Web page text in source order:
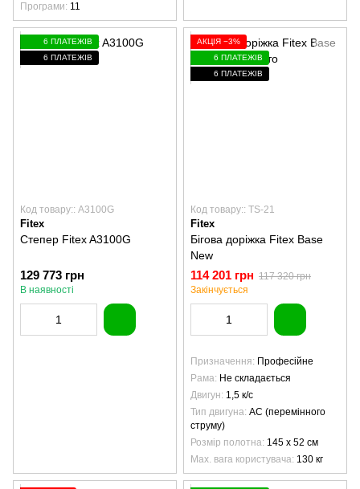
Програми 11
6 ПЛАТЕЖІВ
6 ПЛАТЕЖІВ
Код товару:: A3100G
Fitex
Степер Fitex A3100G
129 773 грн
В наявності
АКЦІЯ −3%
6 ПЛАТЕЖІВ
6 ПЛАТЕЖІВ
Код товару:: TS-21
Fitex
Бігова доріжка Fitex Base
New
114 201 грн 117 320 грн
Закінчується
Призначення
Професійне
Рама Не складається
Двигун 1,5 к/с
Тип двигуна AC (перемінного
струму)
Розмір полотна 145 х 52 см
Max. вага користувача 130 кг